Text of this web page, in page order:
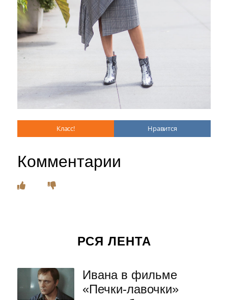
Класс! Нравится
Комментарии
РСЯ ЛЕНТА
Ивана в фильме
«Печки-лавочки»